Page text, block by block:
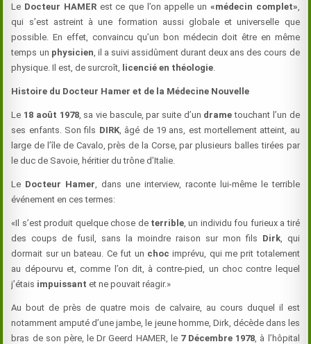
Le Docteur HAMERest ce que l’on appelle un «médecin complet»
qui s’est astreint à une formation aussi globale et universelle que
possible. En effet, convaincu qu’un bon médecin doit être en même
temps un physicien , il a suivi assidûment durant deux ans des cours de
physique. Il est, de surcroît,
licencié en théologie
Histoire du Docteur Hamer et de la Médecine Nouvelle
Le 18 août 1978, sa vie bascule, par suite d’un drame touchant l’un de
ses enfants. Son fils DIRK, âgé de 19 ans, est mortellement atteint, au
large de l’île de Cavalo, près de la Corse, par plusieurs balles tirées par
le duc de Savoie, héritier du trône d’Italie.
Le Docteur Hamer , dans une interview, raconte lui-même le terrible
événement en ces termes:
«Il s’est produit quelque chose de terrible , un individu fou furieux a tiré
des coups de fusil, sans la moindre raison sur mon fils Dirk, qui
dormait sur un bateau. Ce fut un choc imprévu, qui me prit totalement
au dépourvu et, comme l’on dit, à contre-pied, un choc contre lequel
j’étais impuissant et ne pouvait réagir.»
Au bout de près de quatre mois de calvaire, au cours duquel il est
notamment amputé d’une jambe, le jeune homme, Dirk, décède dans les
bras de son père, le Dr Geerd HAMER, le 7 Décembre 1978 , à l’hôpital